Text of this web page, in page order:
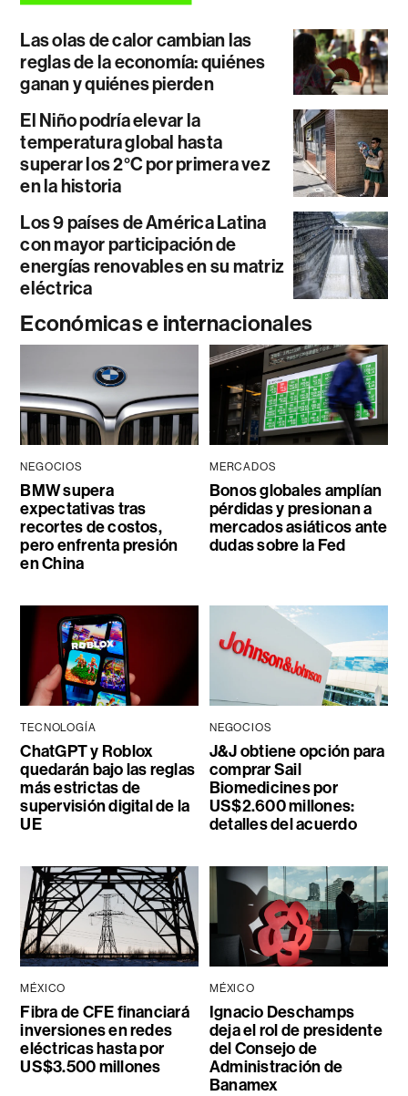
Las olas de calor cambian las
reglas de la economía: quiénes
ganan y quiénes pierden
El Niño podría elevar la
temperatura global hasta
superar los 2°C por primera vez
en la historia
Los 9 países de América Latina
con mayor participación de
energías renovables en su matriz
eléctrica
Económicas e internacionales
NEGOCIOS
BMW supera
expectativas tras
recortes de costos,
pero enfrenta presión
en China
MERCADOS
Bonos globales amplían
pérdidas y presionan a
mercados asiáticos ante
dudas sobre la Fed
TECNOLOGÍA
ChatGPT y Roblox
quedarán bajo las reglas
más estrictas de
supervisión digital de la
UE
NEGOCIOS
J&J obtiene opción para
comprar Sail
Biomedicines por
US$2.600 millones:
detalles del acuerdo
MÉXICO
Fibra de CFE financiará
inversiones en redes
eléctricas hasta por
US$3.500 millones
MÉXICO
Ignacio Deschamps
deja el rol de presidente
del Consejo de
Administración de
Banamex